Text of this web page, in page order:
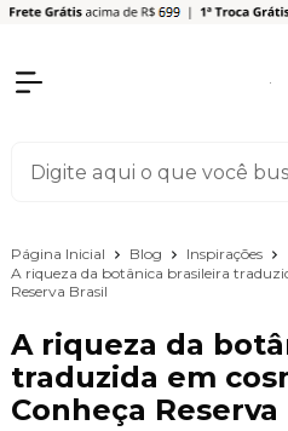
Página Inicial Blog
Inspirações
A riqueza da botânica brasileira
Reserva Brasil
A riqueza da
traduzida em
Conheça Reserva